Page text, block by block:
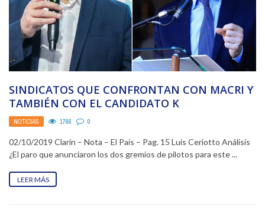
SINDICATOS QUE CONFRONTAN CON MACRI Y
TAMBIÉN CON EL CANDIDATO K
NOTICIAS 1766 0
02/10/2019 Clarín – Nota – El País – Pag. 15 Luis Ceriotto Análisis
¿El paro que anunciaron los dos gremios de pilotos para este ...
LEER MÁS